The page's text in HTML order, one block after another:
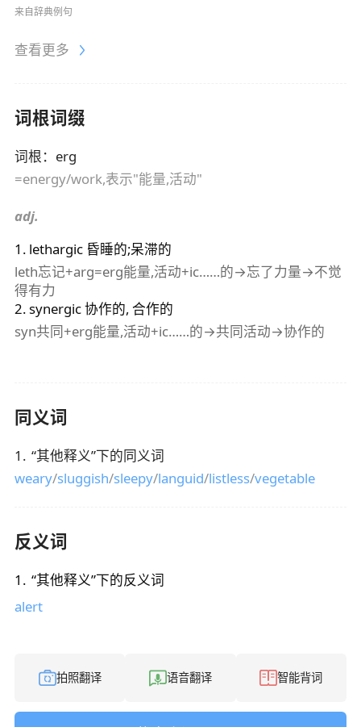
来自辞典例句
查看更多
词根词缀
词根： erg
=energy/work,表示"能量,活动"
adj.
1 . lethargic 昏睡的;呆滞的
leth忘记+arg=erg能量,活动+ic……的→忘了力量→不觉
得有力
2.synergic协作的, 合作的
syn共同+erg能量,活动+ic……的→共同活动→协作的
同义词
1 . “其他释义”下的同义词
weary/sluggish/sleepy/languid/listless/vegetable
反义词
1 . “其他释义”下的反义词
alert
拍照翻译 语音翻译 智能背词